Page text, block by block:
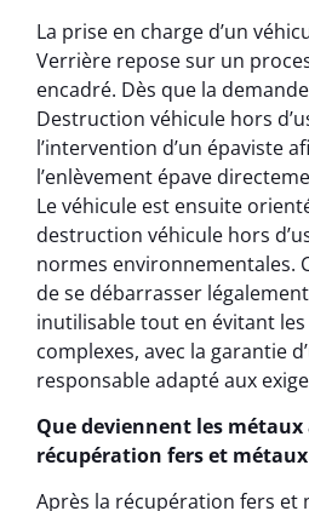
La prise en charge d’un
Verrière repose sur un
encadré. Dès que la
Destruction véhicule hors
l’intervention d’un épaviste
l’enlèvement épave
Le véhicule est ensuite
destruction véhicule hors
normes environnementales.
de se débarrasser
inutilisable tout en évitant
complexes, avec la garantie
responsable adapté aux
Que deviennent les métaux
récupération fers et métaux
Après la récupération fers et